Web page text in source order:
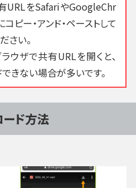
URLをSafariやGoogleChr
ピー・アンド・ペーストして
さい。
ウザで共有URLを開くと、
きない場合が多いです。
ード方法